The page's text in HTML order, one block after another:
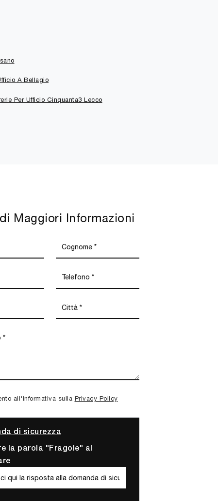
A Bellagio
Per Ufficio Cinquanta3 Lecco
Maggiori Informazioni
all'informativa sulla Privacy Policy
di sicurezza
la parola "Fragole" al